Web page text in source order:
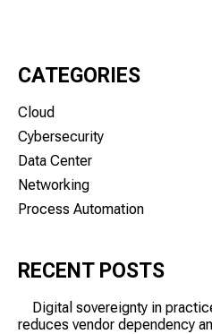
CATEGORIES
Cloud
Cybersecurity
Data Center
Networking
Process Automation
RECENT POSTS
Digital sovereignty in
reduces vendor dependency